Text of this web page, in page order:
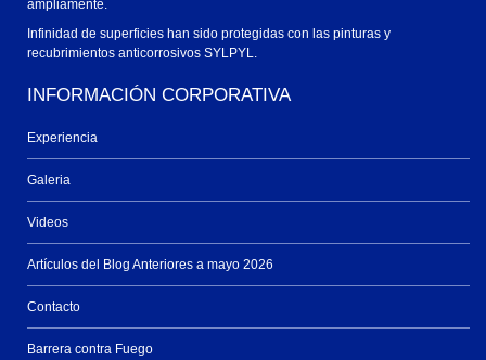
ampliamente.
Infinidad de superficies han sido protegidas con las pinturas y
recubrimientos anticorrosivos SYLPYL.
INFORMACIÓN CORPORATIVA
Experiencia
Galeria
Videos
Artículos del Blog Anteriores a mayo 2026
Contacto
Barrera contra Fuego